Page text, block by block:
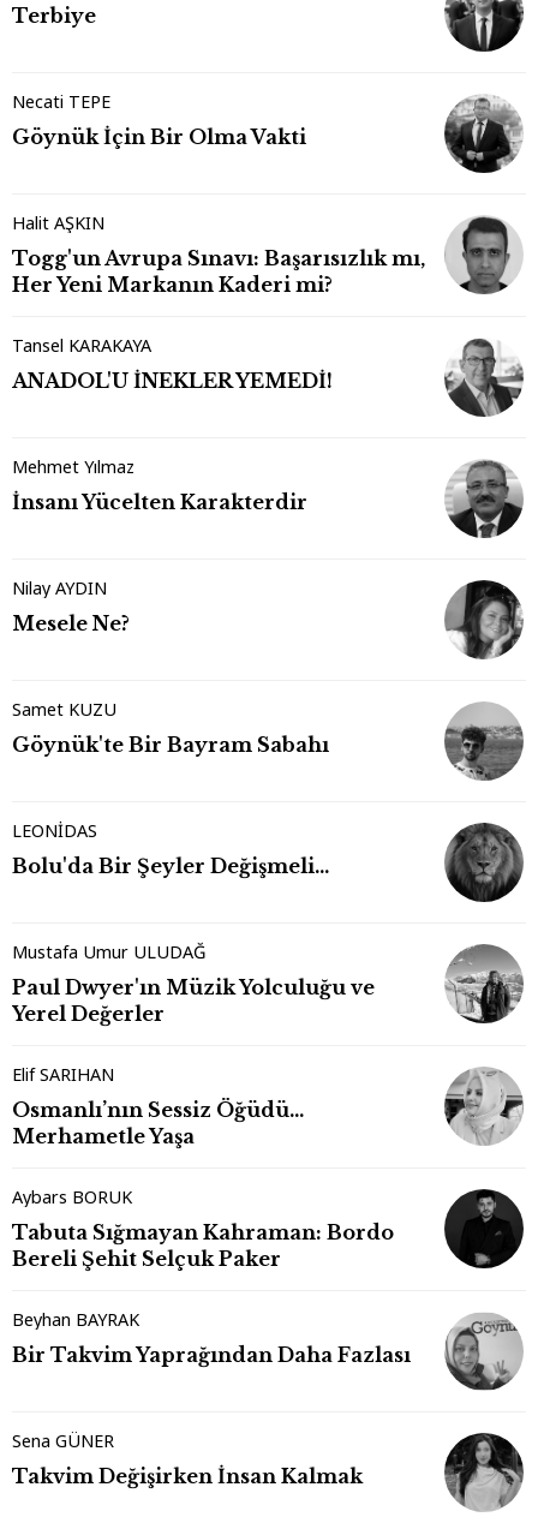
Terbiye
Necati TEPE
Göynük İçin Bir Olma Vakti
Halit AŞKIN
Togg'un Avrupa Sınavı: Başarısızlık mı,
Her Yeni Markanın Kaderi mi?
Tansel KARAKAYA
ANADOL'U İNEKLER YEMEDİ!
Mehmet Yılmaz
İnsanı Yücelten Karakterdir
Nilay AYDIN
Mesele Ne?
Samet KUZU
Göynük'te Bir Bayram Sabahı
LEONİDAS
Bolu'da Bir Şeyler Değişmeli…
Mustafa Umur ULUDAĞ
Paul Dwyer'ın Müzik Yolculuğu ve
Yerel Değerler
Elif SARIHAN
Osmanlı’nın Sessiz Öğüdü…
Merhametle Yaşa
Aybars BORUK
Tabuta Sığmayan Kahraman: Bordo
Bereli Şehit Selçuk Paker
Beyhan BAYRAK
Bir Takvim Yaprağından Daha Fazlası
Sena GÜNER
Takvim Değişirken İnsan Kalmak